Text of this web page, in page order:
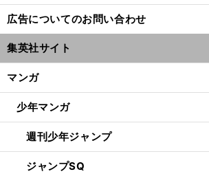
広告についてのお問い合わせ
集英社サイト
マンガ
少年マンガ
週刊少年ジャンプ
ジャンプSQ